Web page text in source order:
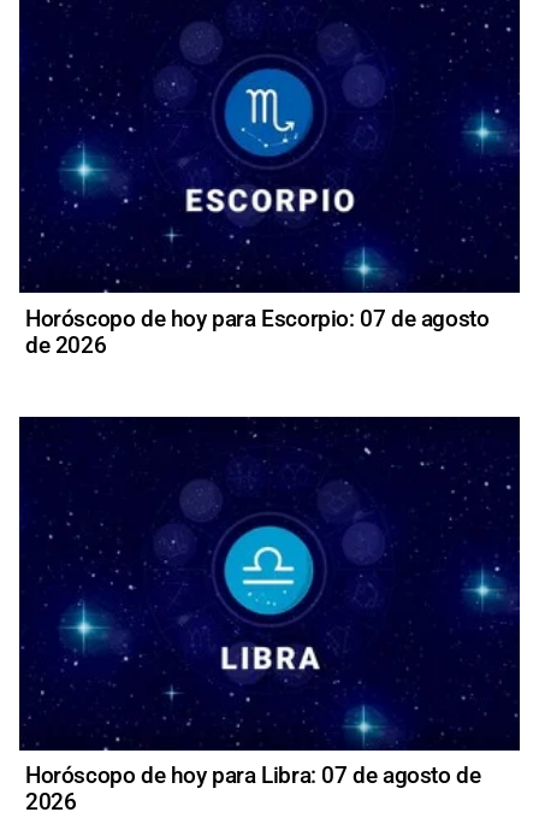
Horóscopo de hoy para Escorpio: 07 de agosto
de 2026
Horóscopo de hoy para Libra: 07 de agosto de
2026